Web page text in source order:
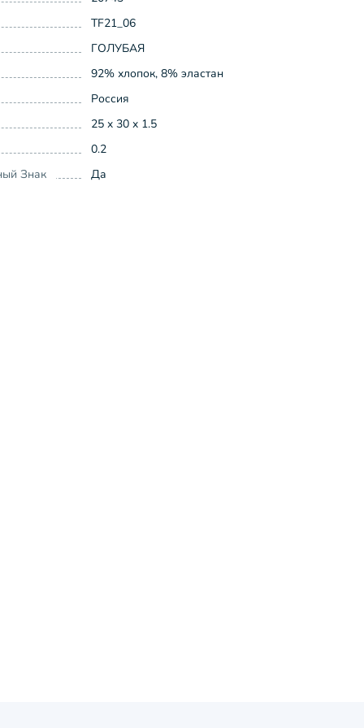
TF21_06
ГОЛУБАЯ
92% хлопок, 8% эластан
Россия
25 x 30 x 1.5
0.2
Знак
Да